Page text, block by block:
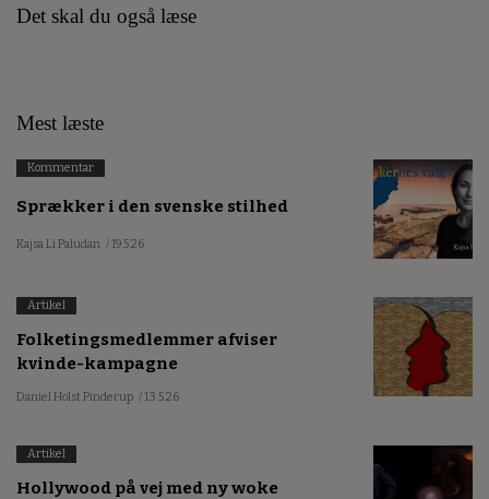
Det skal du også læse
Mest læste
Kommentar
Sprækker i den svenske stilhed
Kajsa Li Paludan / 19.5.26
Artikel
Folketingsmedlemmer afviser
kvinde-kampagne
Daniel Holst Pinderup / 13.5.26
Artikel
Hollywood på vej med ny woke